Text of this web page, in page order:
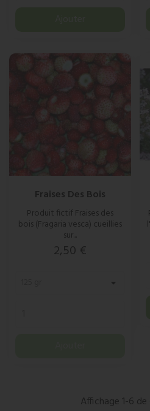
Fraises Des Bois
Produit fictif Fraises des
bois (Fragaria vesca) cueillies
sur...
Prix
2,50 €
Affichage 1-6